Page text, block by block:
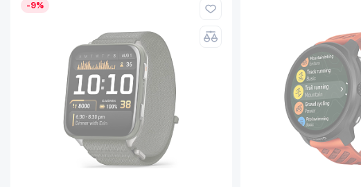
-9%